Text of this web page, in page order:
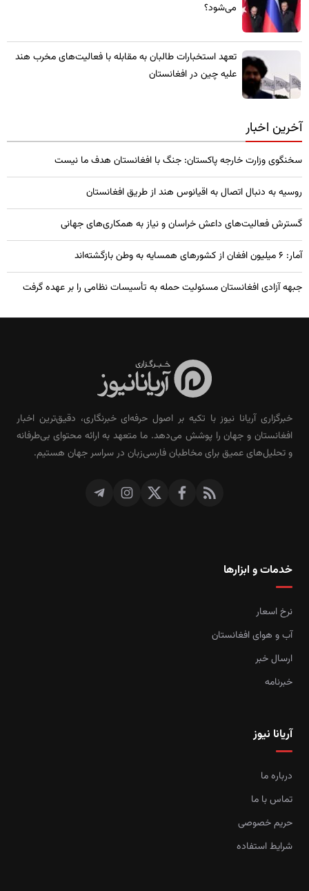
می‌شود؟
تعهد استخبارات طالبان به مقابله با فعالیت‌های مخرب هند
علیه چین در افغانستان
آخرین اخبار
سخنگوی وزارت خارجه پاکستان: جنگ با افغانستان هدف ما نیست
روسیه به دنبال اتصال به اقیانوس هند از طریق افغانستان
گسترش فعالیت‌های داعش خراسان و نیاز به همکاری‌های جهانی
آمار: ۶ میلیون افغان از کشورهای همسایه به وطن بازگشته‌اند
جبهه آزادی افغانستان مسئولیت حمله به تأسیسات نظامی را بر عهده گرفت
خبرگزاری آریانا نیوز با تکیه بر اصول حرفه‌ای خبرنگاری، دقیق‌ترین اخبار
افغانستان و جهان را پوشش می‌دهد. ما متعهد به ارائه محتوای بی‌طرفانه
و تحلیل‌های عمیق برای مخاطبان فارسی‌زبان در سراسر جهان هستیم.
خدمات و ابزارها
نرخ اسعار
آب و هوای افغانستان
ارسال خبر
خبرنامه
آریانا نیوز
درباره ما
تماس با ما
حریم خصوصی
شرایط استفاده